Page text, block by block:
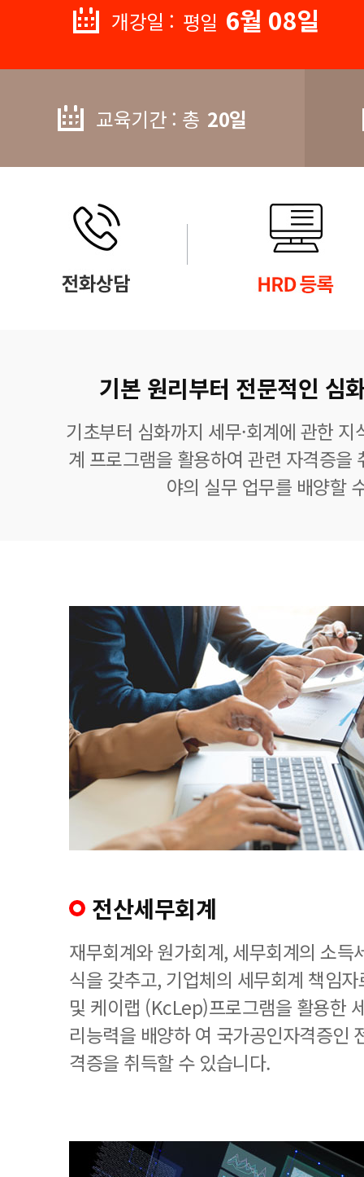
개강일 : 평일 6월 08일
교육기간 : 총 20일
기본 원리부터 전문적인 심
기초부터 심화까지 세무·회계에 관한
계 프로그램을 활용하여 관련 자격증을
야의 실무 업무를 배양할
전산세무회계
재무회계와 원가회계, 세무회계의 소득
식을 갖추고, 기업체의 세무회계 책임
및 케이랩 (KcLep)프로그램을 활용한
리능력을 배양하 여 국가공인자격증인
격증을 취득할 수 있습니다.